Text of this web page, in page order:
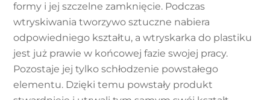
formy i jej szczelne zamknięcie. Podczas
wtryskiwania tworzywo sztuczne nabiera
odpowiedniego kształtu, a wtryskarka do plastiku
jest już prawie w końcowej fazie swojej pracy.
Pozostaje jej tylko schłodzenie powstałego
elementu. Dzięki temu powstały produkt